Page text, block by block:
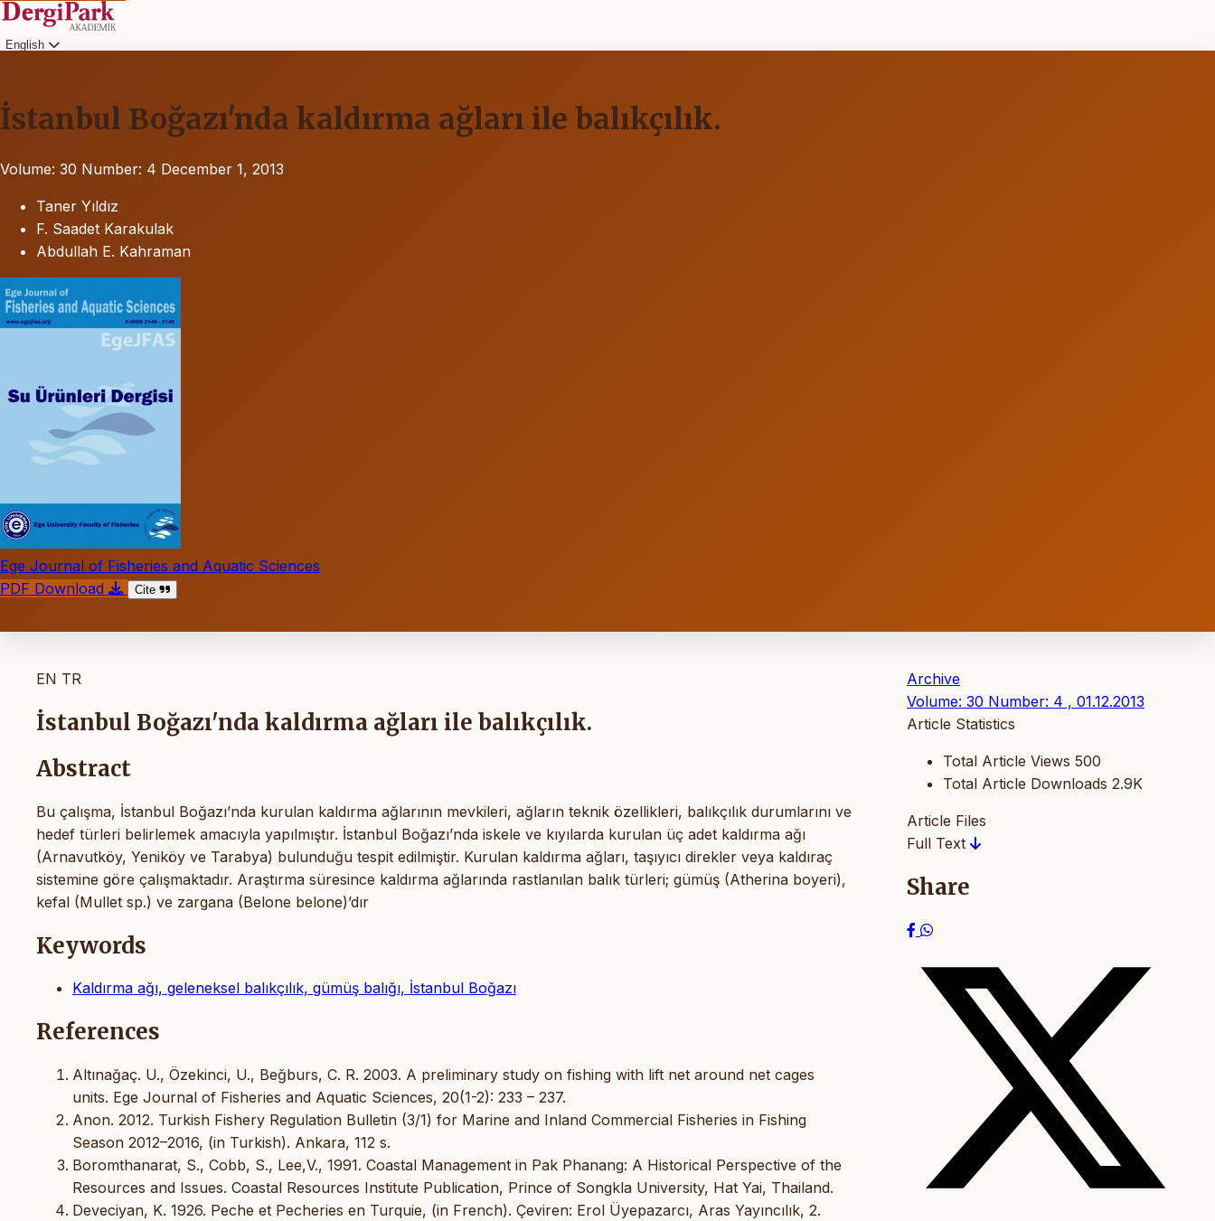
English
İstanbul Boğazı'nda kaldırma ağları ile balıkçılık.
Volume: 30 Number: 4 December 1, 2013
Taner Yıldız
F. Saadet Karakulak
Abdullah E. Kahraman
Ege Journal of Fisheries and Aquatic Sciences
PDF Download
Cite
EN TR
İstanbul Boğazı'nda kaldırma ağları ile balıkçılık.
Abstract
Bu çalışma, İstanbul Boğazı’nda kurulan kaldırma ağlarının mevkileri, ağların teknik özellikleri, balıkçılık durumlarını ve
hedef türleri belirlemek amacıyla yapılmıştır. İstanbul Boğazı’nda iskele ve kıyılarda kurulan üç adet kaldırma ağı
(Arnavutköy, Yeniköy ve Tarabya) bulunduğu tespit edilmiştir. Kurulan kaldırma ağları, taşıyıcı direkler veya kaldıraç
sistemine göre çalışmaktadır. Araştırma süresince kaldırma ağlarında rastlanılan balık türleri; gümüş (Atherina boyeri),
kefal (Mullet sp.) ve zargana (Belone belone)’dır
Keywords
Kaldırma ağı, geleneksel balıkçılık, gümüş balığı, İstanbul Boğazı
References
Altınağaç. U., Özekinci, U., Beğburs, C. R. 2003. A preliminary study on fishing with lift net around net cages
units. Ege Journal of Fisheries and Aquatic Sciences, 20(1-2): 233 – 237.
Anon. 2012. Turkish Fishery Regulation Bulletin (3/1) for Marine and Inland Commercial Fisheries in Fishing
Season 2012–2016, (in Turkish). Ankara, 112 s.
Boromthanarat, S., Cobb, S., Lee,V., 1991. Coastal Management in Pak Phanang: A Historical Perspective of the
Resources and Issues. Coastal Resources Institute Publication, Prince of Songkla University, Hat Yai, Thailand.
Deveciyan, K. 1926. Peche et Pecheries en Turquie, (in French). Çeviren: Erol Üyepazarcı, Aras Yayıncılık, 2.
Archive
Volume: 30 Number: 4 , 01.12.2013
Article Statistics
Total Article Views 500
Total Article Downloads 2.9K
Article Files
Full Text
Share